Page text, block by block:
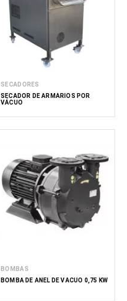
SECADORES
SECADOR DE ARMÁRIOS POR
VÁCUO
BOMBAS
BOMBA DE ANEL DE VÁCUO 0,75 KW